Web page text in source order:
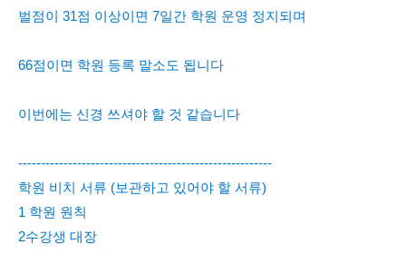
벌점이 31점 이상이면 7일간 학원 운영 정지되며
66점이면 학원 등록 말소도 됩니다
이번에는 신경 쓰셔야 할 것 같습니다
--------------------------------------------------------
학원 비치 서류 (보관하고 있어야 할 서류)
1 학원 원칙
2수강생 대장